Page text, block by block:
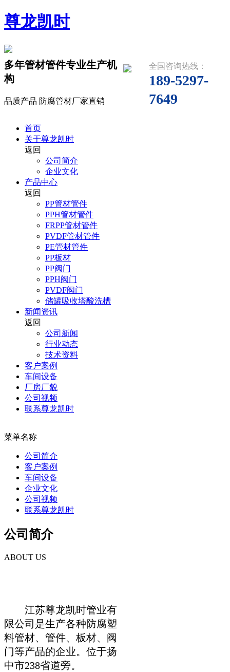
尊龙凯时
多年管材管件专业生产机
构
品质产品 防腐管材厂家直销
全国咨询热线：
189-5297-
7649
首页
关于尊龙凯时
返回
公司简介
企业文化
产品中心
返回
PP管材管件
PPH管材管件
FRPP管材管件
PVDF管材管件
PE管材管件
PP板材
PP阀门
PPH阀门
PVDF阀门
储罐吸收塔酸洗槽
新闻资讯
返回
公司新闻
行业动态
技术资料
客户案例
车间设备
厂房厂貌
公司视频
联系尊龙凯时
菜单名称
公司简介
客户案例
车间设备
企业文化
公司视频
联系尊龙凯时
公司简介
ABOUT US
江苏尊龙凯时管业有
限公司是生产各种防腐塑
料管材、管件、板材、阀
门等产品的企业。位于扬
中市238省道旁。